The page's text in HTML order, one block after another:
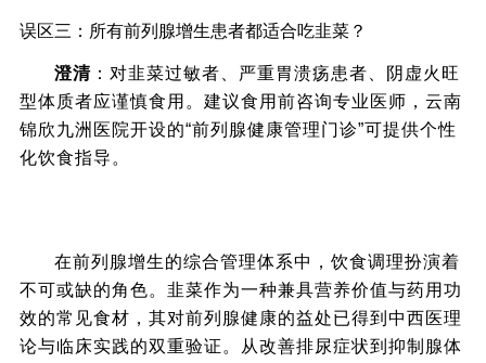
误区三：所有前列腺增生患者都适合吃韭菜？
澄清：对韭菜过敏者、严重胃溃疡患者、阴虚火旺
型体质者应谨慎食用。建议食用前咨询专业医师，云南
锦欣九洲医院开设的“前列腺健康管理门诊”可提供个性
化饮食指导。
在前列腺增生的综合管理体系中，饮食调理扮演着
不可或缺的角色。韭菜作为一种兼具营养价值与药用功
效的常见食材，其对前列腺健康的益处已得到中西医理
论与临床实践的双重验证。从改善排尿症状到抑制腺体